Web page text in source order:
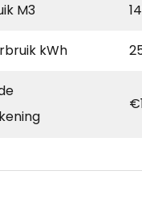
M3
kWh